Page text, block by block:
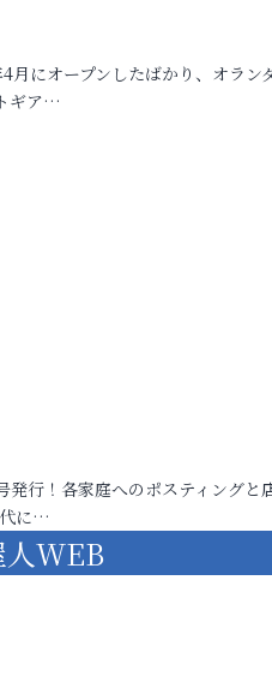
月にオープンしたばかり、オラン
ギア…
発行！各家庭へのポスティングと
に…
人WEB